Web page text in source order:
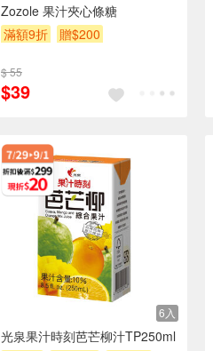
Zozole 果汁夾心條糖
滿額9折
贈$200
$ 55
$39
6入
光泉果汁時刻芭芒柳汁TP250ml